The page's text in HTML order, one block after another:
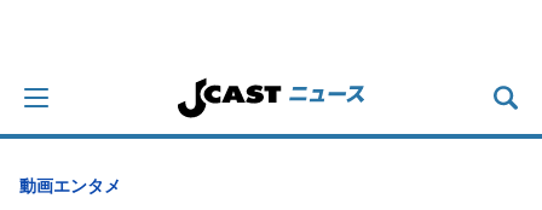
動画エンタメ